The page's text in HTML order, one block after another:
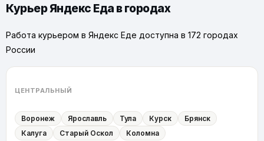
Курьер Яндекс Еда в городах
Работа курьером в Яндекс Еде доступна в 172 городах
России
ЦЕНТРАЛЬНЫЙ
Воронеж Ярославль Тула Курск
Брянск
Калуга
Старый Оскол Коломна